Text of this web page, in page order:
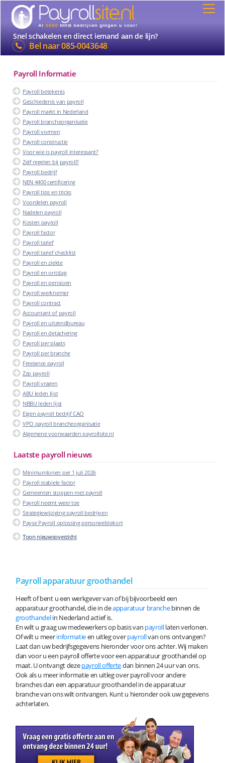
Snel schakelen en direct iemand aan de lijn?
Bel naar085-0043648
Payroll Informatie
Payroll betekenis
Geschiedenis van payroll
Payroll markt in Nederland
Payroll brancheorganisatie
Payroll vormen
Payroll constructie
Voor wie is payroll interessant?
Zelf regelen bij payroll?
Payroll bedrijf
NEN 4400 certificering
Payroll tips en tricks
Voordelen payroll
Nadelen payroll
Kosten payroll
Payroll factor
Payroll tarief
Payroll tarief checklist
Payroll en ziekte
Payroll en ontslag
Payroll en pensioen
Payroll werknemer
Payroll contract
Accountant of payroll
Payroll en uitzendbureau
Payroll en detachering
Payroll per plaats
Payroll per branche
Freelance payroll
Zzp payroll
Payroll vragen
ABU leden lijst
NBBU leden lijst
Eigen payroll bedrijf CAO
VPO payroll brancheorganisatie
Algemene voorwaarden payrollsite.nl
Laatste payroll nieuws
Minimumlonen per 1 juli 2026
Payroll stabiele factor
Gemeenten stoppen met payroll
Payroll neemt weer toe
Strategiewijziging payroll bedrijven
Payse Payroll oplossing personeelstekort
Toon nieuwsoverzicht
Payroll apparatuur groothandel
Heeft of bent u een werkgever van of bij bijvoorbeeld een
apparatuur groothandel, die in deapparatuur branchebinnen de
groothandelin Nederland actief is.
En wilt u graag uw medewerkers op basis van payrolllaten verlonen.
Of wilt u meerinformatieen uitleg overpayrollvan ons ontvangen?
Laat dan uw bedrijfsgegevens hieronder voor ons achter. Wij maken
dan voor u een payroll offerte voor een apparatuur groothandel op
maat. U ontvangt dezepayroll offertedan binnen 24 uur van ons.
Ook als u meer informatie en uitleg over payroll voor andere
branches dan een apparatuur groothandel in de apparatuur
branche van ons wilt ontvangen. Kunt u hieronder ook uw gegevens
achterlaten.